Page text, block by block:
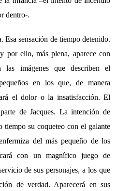
dentro-.
Esa sensación de tiempo detenido.
por ello, más plena, aparece con
las imágenes que describen el
en los que, de manera
el dolor o la insatisfacción. El
de Jacques. La intención de
tiempo su coqueteo con el galante
del más pequeño de los
con un magnífico juego de
de sus personajes, a los que
de verdad. Aparecerá en sus